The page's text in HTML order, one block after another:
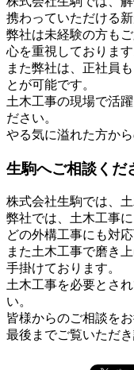
携わっていただける
弊社は未経験の方も
心を重視しております
また弊社は、正社員
とが可能です。
土木工事の現場で活
ださい。
やる気に溢れた方か
生駒へご相談くだ
株式会社生駒では、
弊社では、土木工事
どの外構工事にも対応
また土木工事で磨き
手掛けております。
土木工事を必要とさ
い。
皆様からのご相談を
最後までご覧いただ